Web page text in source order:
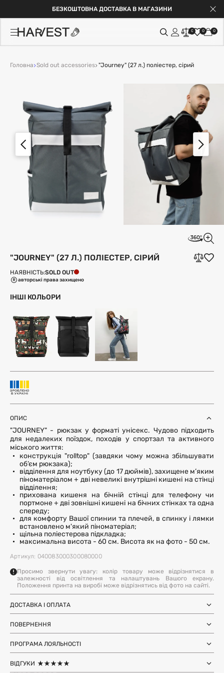
БЕЗКОШТОВНА ДОСТАВКА В МАГАЗИНИ
0 0 0
Головна Sold out accessories "Journey" (27 л.) поліестер, сірий
"JOURNEY" (27 Л.) ПОЛІЕСТЕР, СІРИЙ
НАЯВНІСТЬ:SOLD OUT
авторські права захищено
ІНШІ КОЛЬОРИ
ОПИС
"JOURNEY" - рюкзак у форматі унісекс. Чудово підходить
для недалеких поїздок, походів у спортзал та активного
міського життя:
конструкція "rolltop" (завдяки чому можна збільшувати
об’єм рюкзака);
відділення для ноутбуку (до 17 дюймів), захищене м’яким
піноматеріалом + дві невеликі внутрішні кишені на стінці
відділення;
прихована кишеня на бічній стінці для телефону чи
портмоне + дві зовнішні кишені на бічних стінках та одна
спереду;
для комфорту Вашої спинии та плечей, в спинку і лямки
встановлено м'який піноматеріал;
щільна поліестерова підкладка;
максимальна висота - 60 см. Висота як на фото - 50 см.
Артикул: 040083000300080000
Просимо звернути увагу: колір товару може відрізнятися в
залежності від освітлення та налаштувань Вашого екрану.
Положення принта на виробі може відрізнятись від фото на сайті.
ДОСТАВКА І ОПЛАТА
Україні) 1-3 дні
Самовивіз з магазинів Harvest після SMS-підтвердження про
Міжнародна доставка Нова Пошта
Global
терміни уточнюйте для вашої
країни
Доставка день в день по Києву (за
умови наявності на складі у Києві)
12 годин (наявність перевіряйте в
картці товару)
ПОВЕРНЕННЯ
Ми залишили можливість повернення та обміну, щоб ви
почувались впевнено під час покупки. Ви можете
повернути або обміняти товар протягом 14 днів після
отримання замовлення.
ПРОГРАМА ЛОЯЛЬНОСТІ
Отримуйте бонуси з кожного замовлення та
використовуйте їх для наступних покупок. Авторизуйтесь
ВІДГУКИ